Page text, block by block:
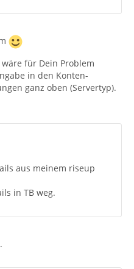
für Dein Problem
in den Konten-
ganz oben (Servertyp).
aus meinem riseup
in TB weg.
.